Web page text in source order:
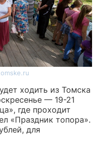
ходить из Томска
— 19-21
где проходит
«Праздник топора».
для